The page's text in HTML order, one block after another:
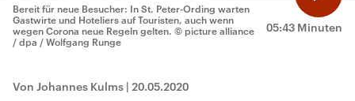
05:43 Minuten
Bereit für neue Besucher: In St. Peter-Ording warten
Gastwirte und Hoteliers auf Touristen, auch wenn
wegen Corona neue Regeln gelten. © picture alliance
/ dpa / Wolfgang Runge
Von Johannes Kulms | 20.05.2020